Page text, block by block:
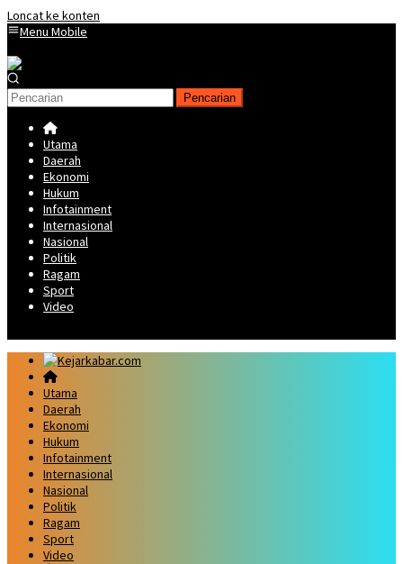
Loncat ke konten
Menu Mobile
Pencarian
Utama
Daerah
Ekonomi
Hukum
Infotainment
Internasional
Nasional
Politik
Ragam
Sport
Video
Utama
Daerah
Ekonomi
Hukum
Infotainment
Internasional
Nasional
Politik
Ragam
Sport
Video